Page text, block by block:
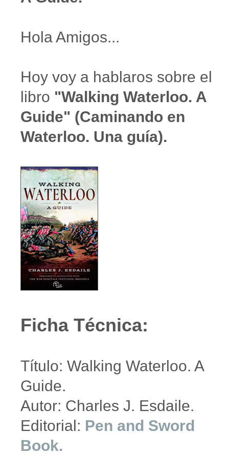
Hola Amigos...
Hoy voy a hablaros sobre el
libro "Walking Waterloo. A
Guide" (Caminando en
Waterloo. Una guía).
Ficha Técnica:
Título: Walking Waterloo. A
Guide.
Autor: Charles J. Esdaile.
Editorial: Pen and Sword
Book.